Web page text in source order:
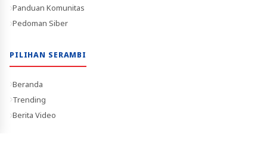
Panduan Komunitas
Pedoman Siber
PILIHAN SERAMBI
Beranda
Trending
Berita Video